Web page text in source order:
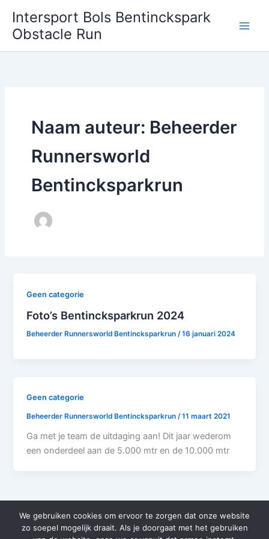
naar
inhoud
Intersport Bols Bentinckspark
Obstacle Run
Naam auteur: Beheerder
Runnersworld
Bentincksparkrun
Geen categorie
Foto’s Bentincksparkrun 2024
Beheerder Runnersworld Bentincksparkrun /16 januari 2024
Geen categorie
Beheerder Runnersworld Bentincksparkrun/11 maart 2021
Ga met je team de uitdaging aan! Dit jaar wederom
een onderdeel aan de 5.000 mtr en de 10.000 mtr
We gebruiken cookies om ervoor te zorgen dat onze website
zo soepel mogelijk draait. Als je doorgaat met het gebruiken